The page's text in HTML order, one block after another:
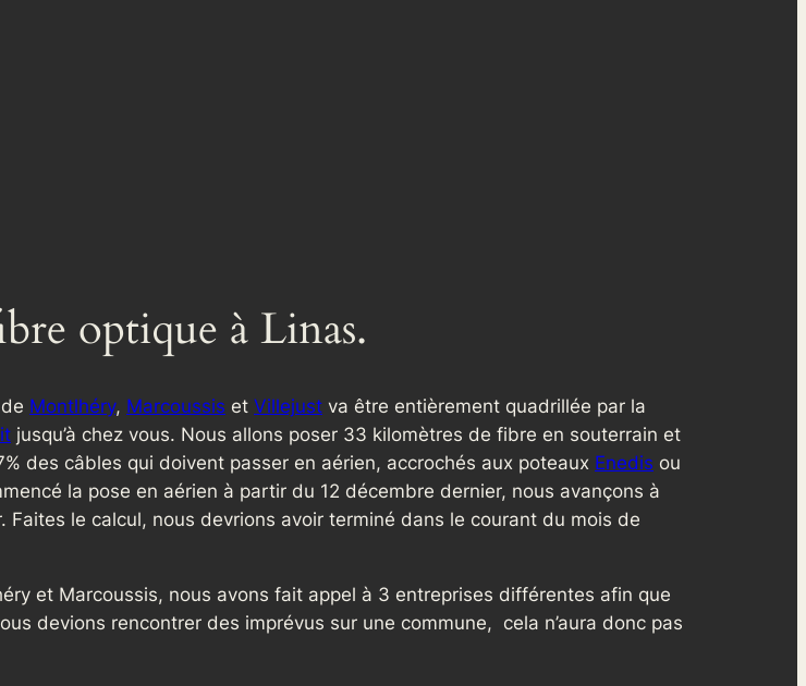
optique à Linas.
Montlhéry, Marcoussis et Villejust va être entièrement quadrillée par la
jusqu’à chez vous. Nous allons poser 33 kilomètres de fibre en souterrain et
des câbles qui doivent passer en aérien, accrochés aux poteaux Enedis ou
la pose en aérien à partir du 12 décembre dernier, nous avançons à
le calcul, nous devrions avoir terminé dans le courant du mois de
et Marcoussis, nous avons fait appel à 3 entreprises différentes afin que
devions rencontrer des imprévus sur une commune, cela n’aura donc pas